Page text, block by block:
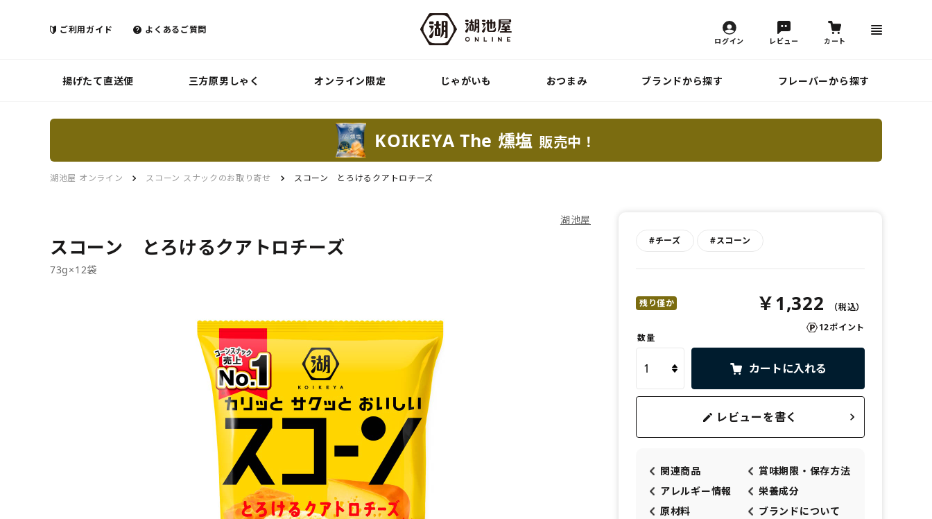
ご利用ガイド よくあるご質問
ログイン レビュー カート
揚げたて直送便 三方原男しゃく オンライン限定 じゃがいも おつまみ ブランドから探す フレーバーから探す
KOIKEYA The 燻塩 販売中！
湖池屋 オンライン スコーン スナックのお取り寄せ スコーン とろけるクアトロチーズ
湖池屋
スコーン とろけるクアトロチーズ
73g×12袋
#チーズ #スコーン
残り僅か ￥1,322
12ポイント
数量
カートに入れる
レビューを書く
関連商品
賞味期限・保存方法
アレルギー情報
栄養成分
原材料
ブランドについて